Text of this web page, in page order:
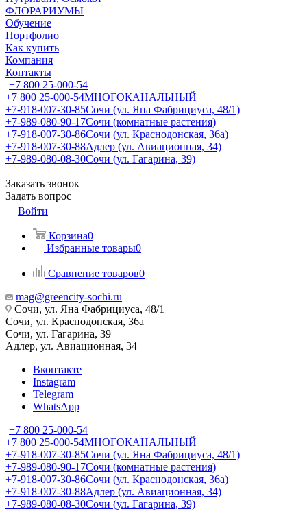
ФЛОРАРИУМЫ
Обучение
Портфолио
Как купить
Компания
Контакты
+7 800 25-000-54
+7 800 25-000-54МНОГОКАНАЛЬНЫЙ
+7-918-007-30-85Сочи (ул. Яна Фабрициуса, 48/1)
+7-989-080-90-17Сочи (комнатные растения)
+7-918-007-30-86Сочи (ул. Краснодонская, 36а)
+7-918-007-30-88Адлер (ул. Авиационная, 34)
+7-989-080-08-30Сочи (ул. Гагарина, 39)
Заказать звонок
Задать вопрос
Войти
Корзина0
Избранные товары0
Сравнение товаров0
mag@greencity-sochi.ru
Сочи, ул. Яна Фабрициуса, 48/1
Сочи, ул. Краснодонская, 36а
Сочи, ул. Гагарина, 39
Адлер, ул. Авиационная, 34
Вконтакте
Instagram
Telegram
WhatsApp
+7 800 25-000-54
+7 800 25-000-54МНОГОКАНАЛЬНЫЙ
+7-918-007-30-85Сочи (ул. Яна Фабрициуса, 48/1)
+7-989-080-90-17Сочи (комнатные растения)
+7-918-007-30-86Сочи (ул. Краснодонская, 36а)
+7-918-007-30-88Адлер (ул. Авиационная, 34)
+7-989-080-08-30Сочи (ул. Гагарина, 39)